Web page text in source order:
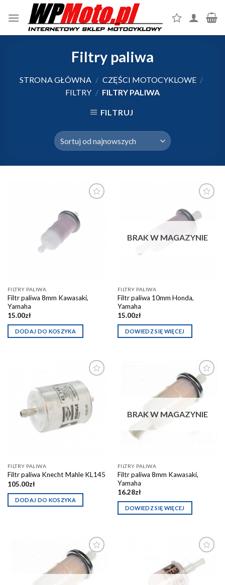
Filtry paliwa
STRONA GŁÓWNA / CZĘŚCI MOTOCYKLOWE /
FILTRY / FILTRY PALIWA
FILTRUJ
Dodaj do
schowka
FILTRY PALIWA
Filtr paliwa 8mm Kawasaki,
Yamaha
15.00zł
DODAJ DO KOSZYKA
BRAK W MAGAZYNIE
FILTRY PALIWA
Filtr paliwa 10mm Honda,
Yamaha
15.00zł
DOWIEDZ SIĘ WIĘCEJ
Dodaj do
schowka
FILTRY PALIWA
Filtr paliwa Knecht Mahle KL145
105.00zł
DODAJ DO KOSZYKA
Dodaj do
BRAK W MAGAZYNIE
FILTRY PALIWA
Filtr paliwa 8mm Kawasaki,
Yamaha
16.28zł
DOWIEDZ SIĘ WIĘCEJ
Dodaj do